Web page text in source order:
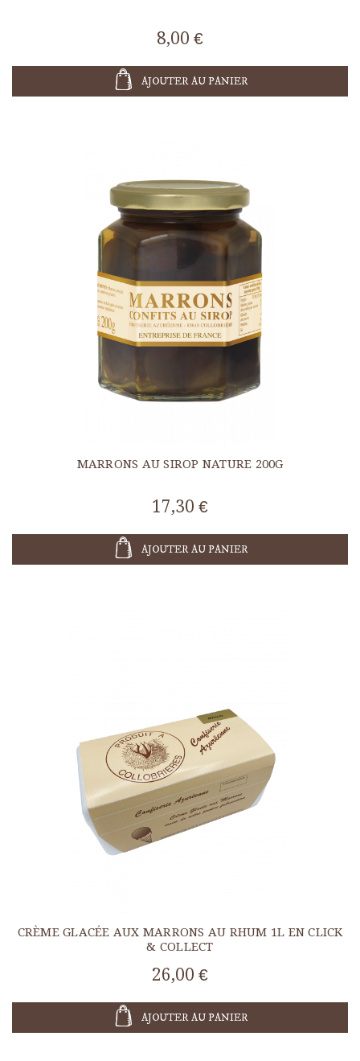
8,00 €
AJOUTER AU PANIER
MARRONS AU SIROP NATURE 200G
17,30 €
AJOUTER AU PANIER
CRÈME GLACÉE AUX MARRONS AU RHUM 1L EN CLICK
& COLLECT
26,00 €
AJOUTER AU PANIER